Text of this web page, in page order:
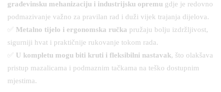
građevinsku mehanizaciju i industrijsku opremu gdje je redovno
podmazivanje važno za pravilan rad i duži vijek trajanja dijelova.
Metalno tijelo i ergonomska ručka pružaju bolju izdržljivost,
sigurniji hvat i praktičnije rukovanje tokom rada.
U kompletu mogu biti kruti i fleksibilni nastavak, što olakšava
pristup mazalicama i podmaznim tačkama na teško dostupnim
mjestima.